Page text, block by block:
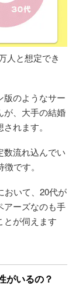
人と想定でき
版のようなサー
が、大手の結婚
れます。
数流れ込んでい
です。
おいて、20代が
アーズなのも手
とが伺えます
がいるの？